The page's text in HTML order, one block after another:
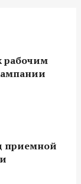
рабочим
приемной